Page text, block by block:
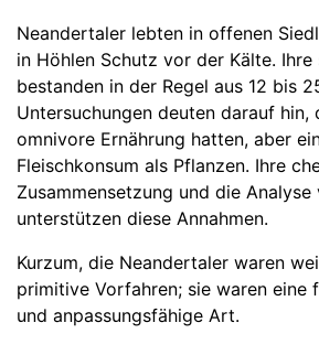
Neandertaler lebten in offenen
in Höhlen Schutz vor der Kälte.
bestanden in der Regel aus 12 bis
Untersuchungen deuten darauf hin,
omnivore Ernährung hatten, aber
Fleischkonsum als Pflanzen. Ihre
Zusammensetzung und die
unterstützen diese Annahmen.
Kurzum, die Neandertaler waren
primitive Vorfahren; sie waren eine
und anpassungsfähige Art.